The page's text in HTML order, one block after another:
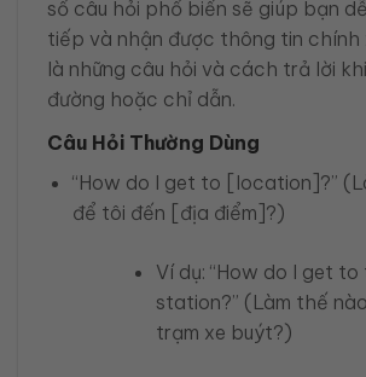
số câu hỏi phổ biến sẽ giúp bạn
tiếp và nhận được thông tin chính
là những câu hỏi và cách trả lời
đường hoặc chỉ dẫn.
Câu Hỏi Thường Dùng
“How do I get to [location]?”
để tôi đến [địa điểm]?)
Ví dụ: “How do I get to
station?” (Làm thế
trạm xe buýt?)